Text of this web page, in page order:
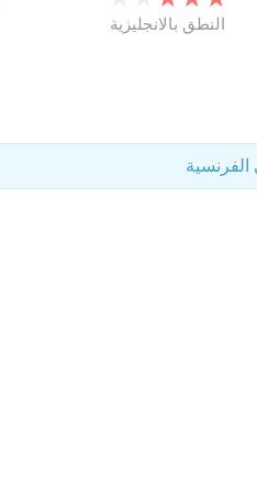
النطق بالانجليزية